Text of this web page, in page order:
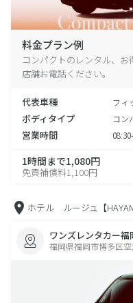
料金プラン例
コンパクトのレンタル、
店舗お電話ください。
代表車種 フィ
ボディタイプ コン
営業時間
1時間まで1,080円
免責補償料1,100円
ホテル ルージュ【
ワンズレンタカー福
福岡県福岡市博多区